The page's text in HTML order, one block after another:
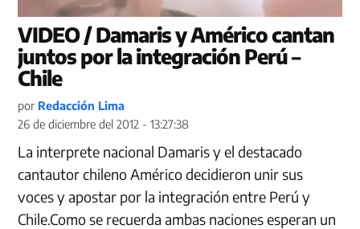
VIDEO / Damaris y Américo cantan
juntos por la integración Perú –
Chile
por Redacción Lima
26 de diciembre del 2012 - 13:27:38
La interprete nacional Damaris y el destacado
cantautor chileno Américo decidieron unir sus
voces y apostar por la integración entre Perú y
Chile.Como se recuerda ambas naciones esperan un